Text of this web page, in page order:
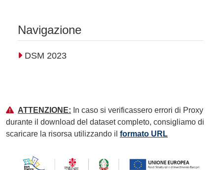
Navigazione
DSM 2023
ATTENZIONE: In caso si verificassero errori di Proxy
durante il download del dataset completo, consigliamo di
scaricare la risorsa utilizzando il formato URL